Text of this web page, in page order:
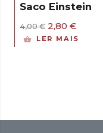
Saco Einstein
4,00€ O
preço
2,80 €
preço
LER MAIS